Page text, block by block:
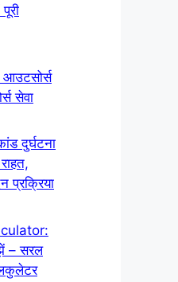
सेवा
दुर्घटना
प्रक्रिया
– सरल